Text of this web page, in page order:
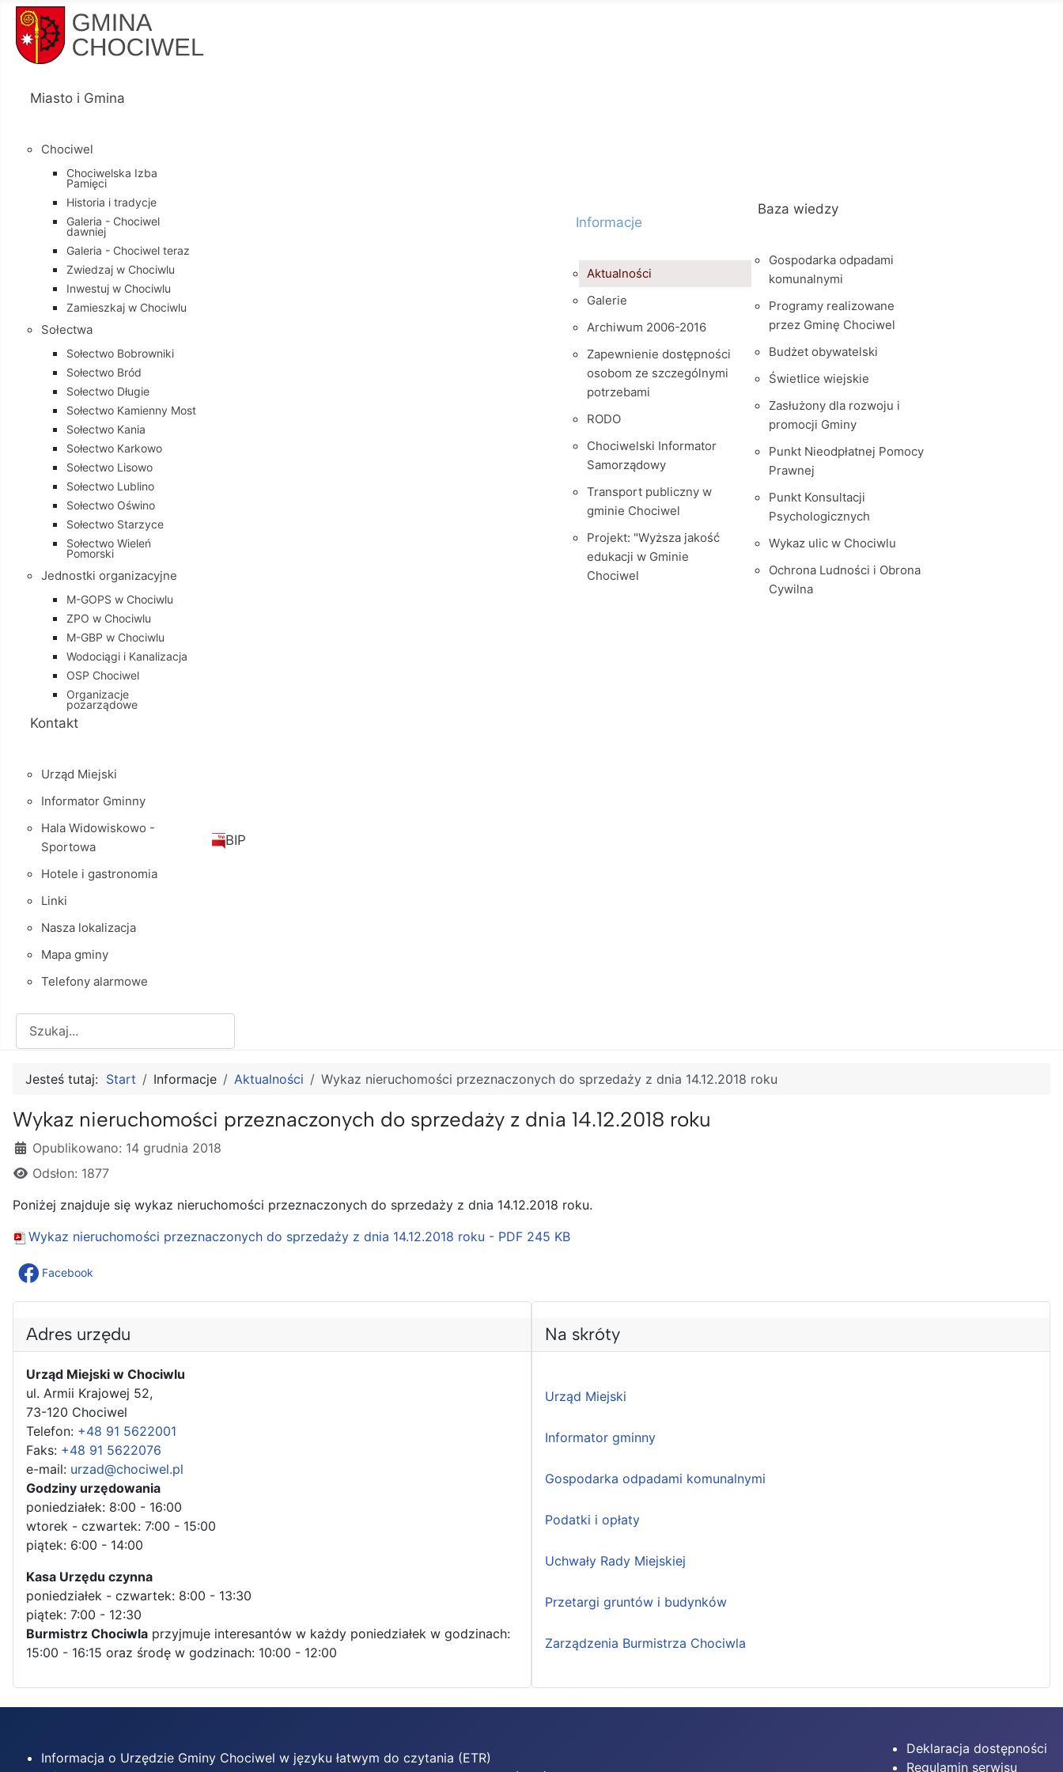
Miasto i Gmina
Chociwel
Chociwelska Izba
Pamięci
Historia i tradycje
Galeria - Chociwel
dawniej
Galeria - Chociwel teraz
Zwiedzaj w Chociwlu
Inwestuj w Chociwlu
Zamieszkaj w Chociwlu
Sołectwa
Sołectwo Bobrowniki
Sołectwo Bród
Sołectwo Długie
Sołectwo Kamienny Most
Sołectwo Kania
Sołectwo Karkowo
Sołectwo Lisowo
Sołectwo Lublino
Sołectwo Oświno
Sołectwo Starzyce
Sołectwo Wieleń
Pomorski
Jednostki organizacyjne
M-GOPS w Chociwlu
ZPO w Chociwlu
M-GBP w Chociwlu
Wodociągi i Kanalizacja
OSP Chociwel
Organizacje
pozarządowe
Informacje
Aktualności
Galerie
Archiwum 2006-2016
Zapewnienie dostępności
osobom ze szczególnymi
potrzebami
RODO
Chociwelski Informator
Samorządowy
Transport publiczny w
gminie Chociwel
Projekt: "Wyższa jakość
edukacji w Gminie
Chociwel
Baza wiedzy
Gospodarka odpadami
komunalnymi
Programy realizowane
przez Gminę Chociwel
Budżet obywatelski
Świetlice wiejskie
Zasłużony dla rozwoju i
promocji Gminy
Punkt Nieodpłatnej Pomocy
Prawnej
Punkt Konsultacji
Psychologicznych
Wykaz ulic w Chociwlu
Ochrona Ludności i Obrona
Cywilna
Kontakt
Urząd Miejski
Informator Gminny
Hala Widowiskowo -
Sportowa
Hotele i gastronomia
Linki
Nasza lokalizacja
Mapa gminy
Telefony alarmowe
BIP
Jesteś tutaj: Start Informacje Aktualności Wykaz nieruchomości przeznaczonych do sprzedaży z dnia 14.12.2018 roku
Wykaz nieruchomości przeznaczonych do sprzedaży z dnia 14.12.2018 roku
Szczegóły
Opublikowano: 14 grudnia 2018
Odsłon: 1877
Poniżej znajduje się wykaz nieruchomości przeznaczonych do sprzedaży z dnia 14.12.2018 roku.
Wykaz nieruchomości przeznaczonych do sprzedaży z dnia 14.12.2018 roku - PDF 245 KB
Facebook
Adres urzędu
Urząd Miejski w Chociwlu
ul. Armii Krajowej 52,
73-120 Chociwel
Telefon: +48 91 5622001
Faks: +48 91 5622076
e-mail: urzad@chociwel.pl
Godziny urzędowania
poniedziałek: 8:00 - 16:00
wtorek - czwartek: 7:00 - 15:00
piątek: 6:00 - 14:00
Kasa Urzędu czynna
poniedziałek - czwartek: 8:00 - 13:30
piątek: 7:00 - 12:30
Burmistrz Chociwla przyjmuje interesantów w każdy poniedziałek w godzinach:
15:00 - 16:15 oraz środę w godzinach: 10:00 - 12:00
Na skróty
Urząd Miejski
Informator gminny
Gospodarka odpadami komunalnymi
Podatki i opłaty
Uchwały Rady Miejskiej
Przetargi gruntów i budynków
Zarządzenia Burmistrza Chociwla
Informacja o Urzędzie Gminy Chociwel w języku łatwym do czytania (ETR)
Deklaracja dostępności
Regulamin serwisu